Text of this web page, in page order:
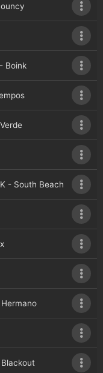
Boink
- South Beach
Blackout